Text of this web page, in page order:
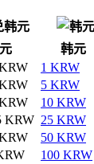
韩元
韩元
1 KRW
5 KRW
10 KRW
KRW 25 KRW
50 KRW
100 KRW